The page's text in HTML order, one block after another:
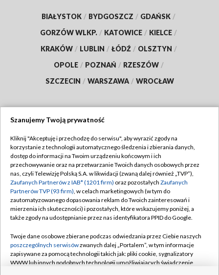
BIAŁYSTOK / BYDGOSZCZ / GDAŃSK /
GORZÓW WLKP. / KATOWICE / KIELCE /
KRAKÓW / LUBLIN / ŁÓDŹ / OLSZTYN /
OPOLE / POZNAŃ / RZESZÓW /
SZCZECIN / WARSZAWA / WROCŁAW
TVP
Abonament TVP
Emisja w TVP
Centrum informacji TVP
Naziemna Telewizja Cyfrowa
Rada Programowa
System NOS
Regulamin TVP
Polityka prywatności
Moje zgody
Pomoc
Kontakt
Szanujemy Twoją prywatność
Kliknij "Akceptuję i przechodzę do serwisu", aby wyrazić zgody na
korzystanie z technologii automatycznego śledzenia i zbierania danych,
dostęp do informacji na Twoim urządzeniu końcowym i ich
przechowywanie oraz na przetwarzanie Twoich danych osobowych przez
nas, czyli Telewizję Polską S.A. w likwidacji (zwaną dalej również „TVP”),
Zaufanych Partnerów z IAB* (1201 firm) oraz pozostałych Zaufanych
Partnerów TVP (93 firm), w celach marketingowych (w tym do
zautomatyzowanego dopasowania reklam do Twoich zainteresowań i
mierzenia ich skuteczności) i pozostałych, które wskazujemy poniżej, a
także zgody na udostępnianie przez nas identyfikatora PPID do Google.
Twoje dane osobowe zbierane podczas odwiedzania przez Ciebie naszych
poszczególnych serwisówzwanych dalej „Portalem”, w tym informacje
zapisywane za pomocą technologii takich jak: pliki cookie, sygnalizatory
WWW lub innych podobnych technologii umożliwiających świadczenie